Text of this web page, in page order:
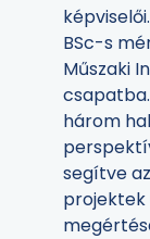
BSc-s
Műszaki
három
segítve
projektek